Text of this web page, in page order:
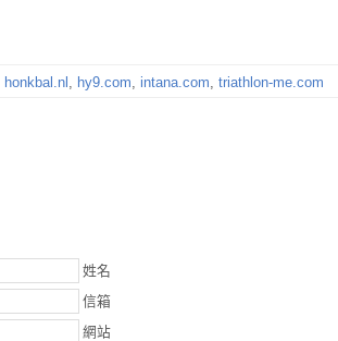
honkbal.nl , hy9.com, intana.com, triathlon-me.com
姓名
信箱
網站